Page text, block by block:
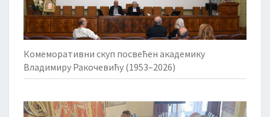
Комеморативни скуп посвећен академику
Владимиру Ракочевићу (1953–2026)